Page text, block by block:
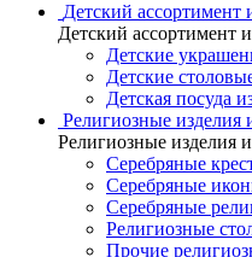
Детский ассортимент
Детский ассортимент
Детские
Детские
Детская посуда
Религиозные изделия
Религиозные изделия
Серебряные
Серебряные
Серебряные
Религиозные
Прочие